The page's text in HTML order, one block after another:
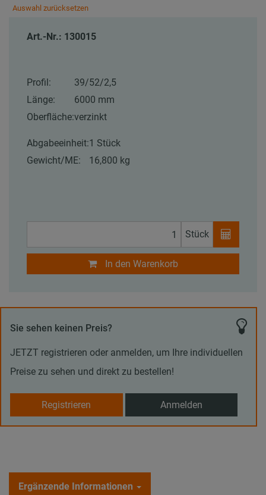
Auswahl zurücksetzen
Art.-Nr.: 130015
Profil:
39/52/2,5
Länge:
6000 mm
Oberfläche:verzinkt
Abgabeeinheit:1 Stück
Gewicht/ME:
16,800 kg
Stück
In den Warenkorb
Sie sehen keinen Preis?
JETZT registrieren oder anmelden, um Ihre individuellen
Preise zu sehen und direkt zu bestellen!
Registrieren Anmelden
Ergänzende Informationen